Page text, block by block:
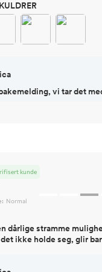
vi tar det
kunde
Normal
dårlige stramme
ikke holde seg, glir